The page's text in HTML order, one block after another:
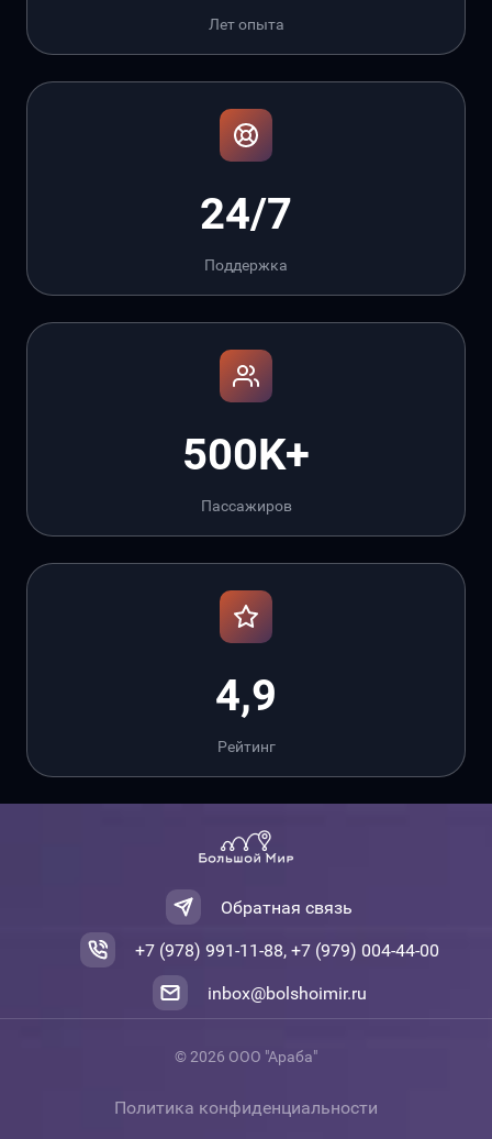
Лет опыта
24/7
Поддержка
500K+
Пассажиров
4,9
Рейтинг
Обратная связь
+7 (978) 991-11-88, +7 (979) 004-44-00
inbox@bolshoimir.ru
© 2026 ООО "Араба"
Политика конфиденциальности